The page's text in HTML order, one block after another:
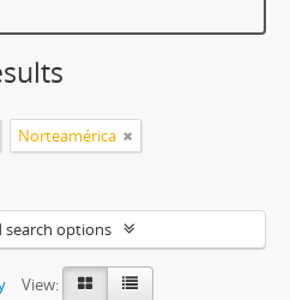
Norteamérica
search options
View: